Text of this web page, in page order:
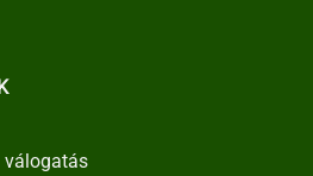
válogatás